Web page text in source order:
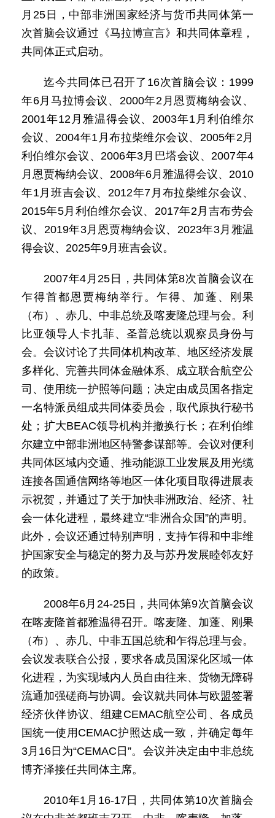
月25日，中部非洲国家经济与货币共同体第一
次首脑会议通过《马拉博宣言》和共同体章程，
共同体正式启动。
迄今共同体已召开了16次首脑会议：1999
年6月马拉博会议、2000年2月恩贾梅纳会议、
2001年12月雅温得会议、2003年1月利伯维尔
会议、2004年1月布拉柴维尔会议、2005年2月
利伯维尔会议、2006年3月巴塔会议、2007年4
月恩贾梅纳会议、2008年6月雅温得会议、2010
年1月班吉会议、2012年7月布拉柴维尔会议、
2015年5月利伯维尔会议、2017年2月吉布劳会
议、2019年3月恩贾梅纳会议、2023年3月雅温
得会议、2025年9月班吉会议。
2007年4月25日，共同体第8次首脑会议在
乍得首都恩贾梅纳举行。乍得、加蓬、刚果
（布）、赤几、中非总统及喀麦隆总理与会。利
比亚领导人卡扎菲、圣普总统以观察员身份与
会。会议讨论了共同体机构改革、地区经济发展
多样化、完善共同体金融体系、成立联合航空公
司、使用统一护照等问题；决定由成员国各指定
一名特派员组成共同体委员会，取代原执行秘书
处；扩大BEAC领导机构并撤换行长；在利伯维
尔建立中部非洲地区特警参谋部等。会议对便利
共同体区域内交通、推动能源工业发展及用光缆
连接各国通信网络等地区一体化项目取得进展表
示祝贺，并通过了关于加快非洲政治、经济、社
会一体化进程，最终建立“非洲合众国”的声明。
此外，会议还通过特别声明，支持乍得和中非维
护国家安全与稳定的努力及与苏丹发展睦邻友好
的政策。
2008年6月24-25日，共同体第9次首脑会议
在喀麦隆首都雅温得召开。喀麦隆、加蓬、刚果
（布）、赤几、中非五国总统和乍得总理与会。
会议发表联合公报，要求各成员国深化区域一体
化进程，为实现域内人员自由往来、货物无障碍
流通加强磋商与协调。会议就共同体与欧盟签署
经济伙伴协议、组建CEMAC航空公司、各成员
国统一使用CEMAC护照达成一致，并确定每年
3月16日为“CEMAC日”。会议并决定由中非总统
博齐泽接任共同体主席。
2010年1月16-17日，共同体第10次首脑会